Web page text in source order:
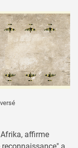
affirme